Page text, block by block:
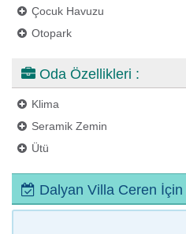
Çocuk Havuzu
Otopark
Oda Özellikleri :
Klima
Seramik Zemin
Ütü
Dalyan Villa Ceren İçin